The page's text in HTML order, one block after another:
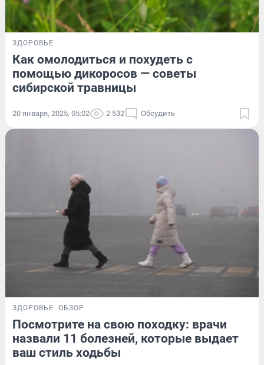
ЗДОРОВЬЕ
Как омолодиться и похудеть с
помощью дикоросов — советы
сибирской травницы
20 января, 2025, 05:02 2 532 Обсудить
ЗДОРОВЬЕ ОБЗОР
Посмотрите на свою походку: врачи
назвали 11 болезней, которые выдает
ваш стиль ходьбы